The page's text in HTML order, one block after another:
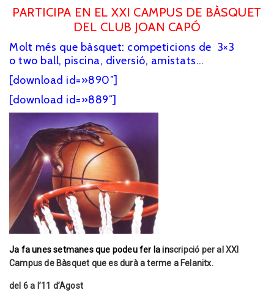
PARTICIPA EN EL XXI CAMPUS DE BÀSQUET
DEL CLUB JOAN CAPÓ
Molt més que bàsquet: competicions de 3×3
o two ball, piscina, diversió, amistats…
[download id=»890″]
[download id=»889″]
Ja fa unes setmanes que podeu fer la inscripció per al XXI
Campus de Bàsquet que es durà a terme a Felanitx.
del 6 a l’11 d’Agost